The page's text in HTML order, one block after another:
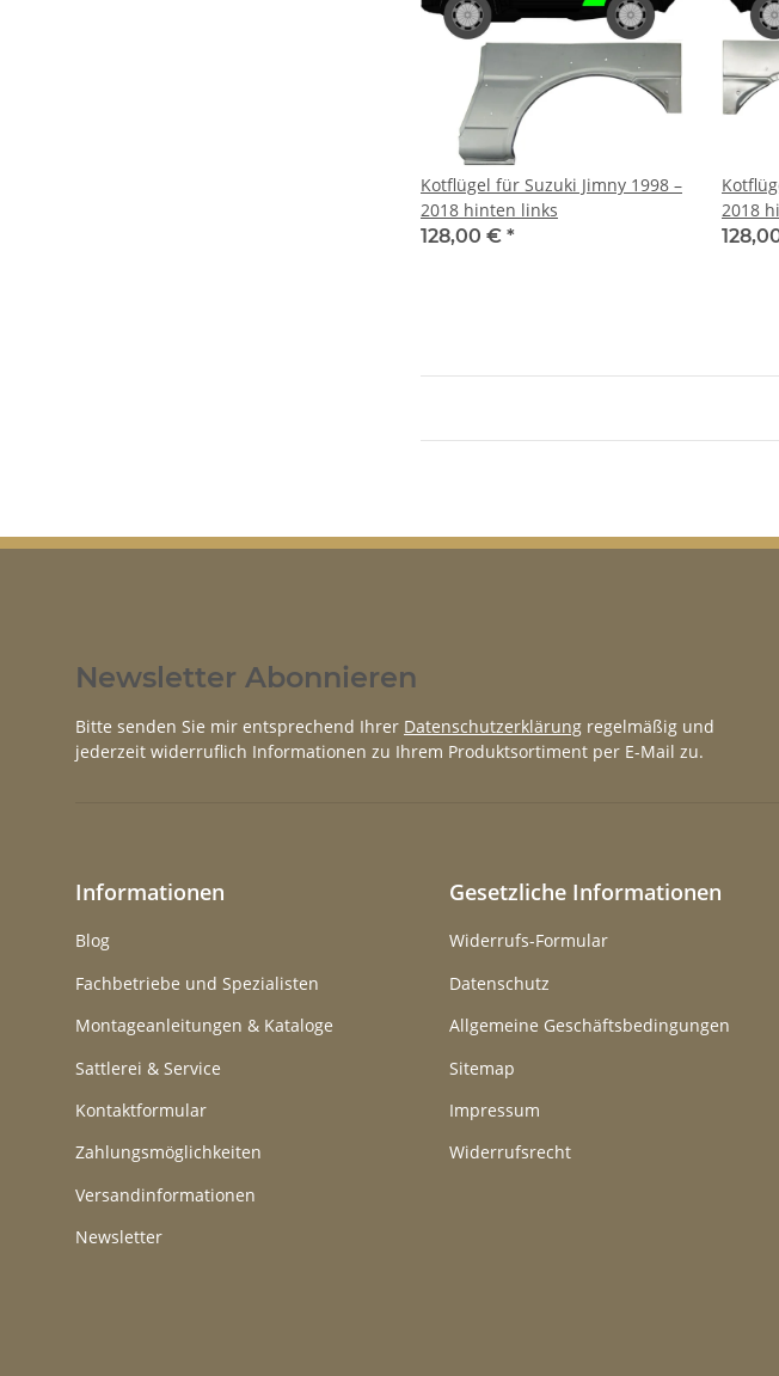
Kotflügel für Suzuki Jimny 1998 –
2018 hinten links
128,00 € *
2018
Newsletter Abonnieren
Bitte senden Sie mir entsprechend Ihrer Datenschutzerklärung regelmäßig und
jederzeit widerruflich Informationen zu Ihrem Produktsortiment per E-Mail zu.
Informationen
Blog
Fachbetriebe und Spezialisten
Montageanleitungen & Kataloge
Sattlerei & Service
Kontaktformular
Zahlungsmöglichkeiten
Versandinformationen
Newsletter
Gesetzliche Informationen
Widerrufs-Formular
Datenschutz
Allgemeine Geschäftsbedingungen
Sitemap
Impressum
Widerrufsrecht